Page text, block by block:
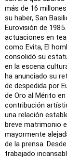
más de 16
su haber, San
Eurovisión de
actuaciones en
como Evita, El
consolidó su
en la escena
ha anunciado su
de despedida por
de Oro al Mérito
contribución
una relación
breve matrimonio
mayormente
de la prensa.
trabajado